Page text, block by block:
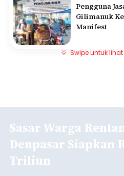
Pengguna
Gilimanuk
Manifest
Swipe untuk
Sasar Warga
Denpasar Siapkan
Triliun